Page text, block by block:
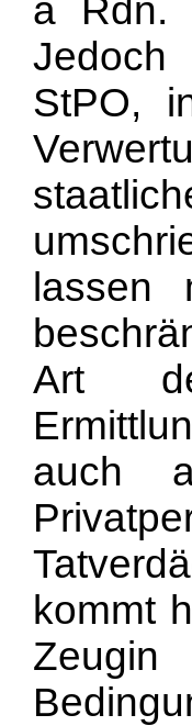
a Rdn.
StPO,
lassen
Art
auch
kommt
Zeugin